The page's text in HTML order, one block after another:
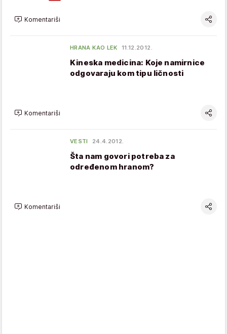
Komentariši
HRANA KAO LEK 11.12.2012.
Kineska medicina: Koje namirnice
odgovaraju kom tipu ličnosti
Komentariši
VESTI 24.4.2012.
Šta nam govori potreba za
određenom hranom?
Komentariši